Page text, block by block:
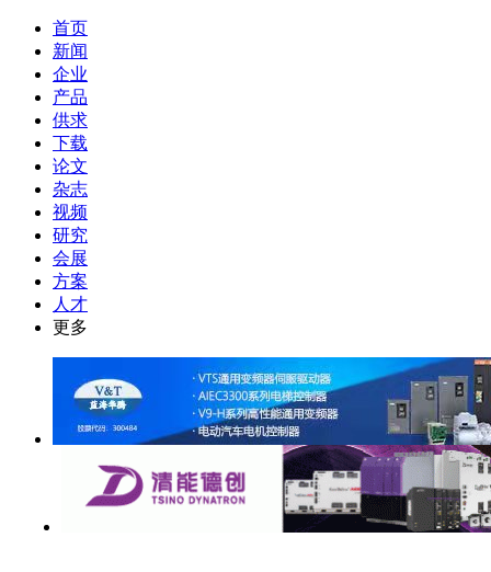
首页
新闻
企业
产品
供求
下载
论文
杂志
视频
研究
会展
方案
人才
更多